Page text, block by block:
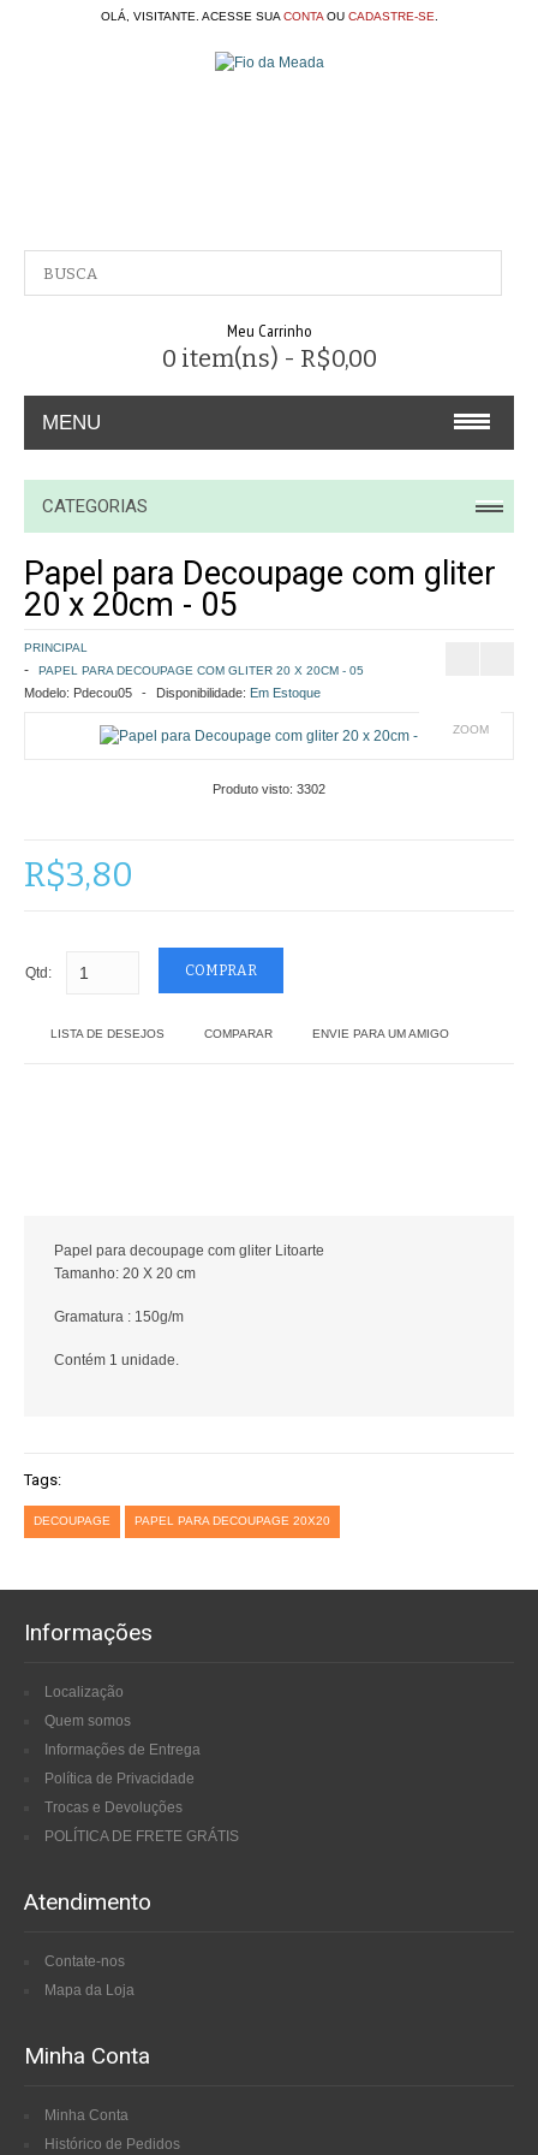
OLÁ, VISITANTE. ACESSE SUA CONTAOU CADASTRE-SE
Meu Carrinho
0 item(ns) - R$0,00
MENU
A EMPRESA
CONTATO
COMO COMPRAR
SIMULAR FRETE
FINALIZAR COMPRA
CATEGORIAS
Papel para Decoupage com gliter
20 x 20cm - 05
PRINCIPAL
PAPEL PARA DECOUPAGE COM GLITER 20 X 20CM - 05
Modelo: Pdecou05 Disponibilidade: Em Estoque
ZOOM
Produto visto: 3302
R$3,80
Qtd:
LISTA DE DESEJOS COMPARAR ENVIE PARA UM AMIGO
Papel para decoupage com gliter Litoarte
Tamanho: 20 X 20 cm
Gramatura : 150g/m
Contém 1 unidade.
Tags:
DECOUPAGE PAPEL PARA DECOUPAGE 20X20
Informações
Localização
Quem somos
Informações de Entrega
Política de Privacidade
Trocas e Devoluções
POLÍTICA DE FRETE GRÁTIS
Atendimento
Contate-nos
Mapa da Loja
Minha Conta
Minha Conta
Histórico de Pedidos